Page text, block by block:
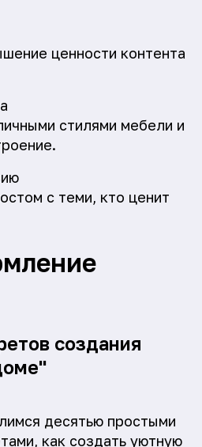
ценности контента
стилями мебели и
с теми, кто ценит
создания
десятью простыми
как создать уютную